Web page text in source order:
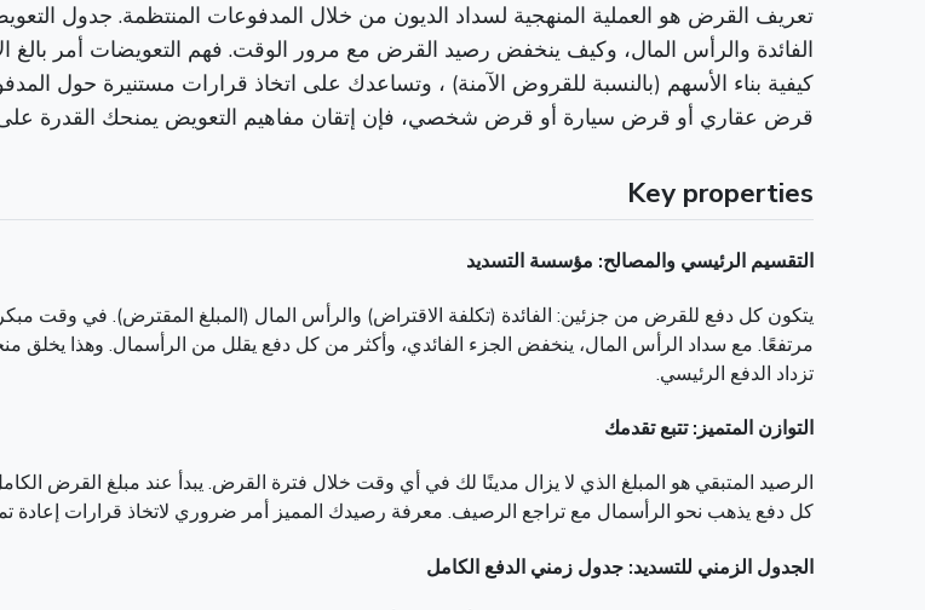
تعريف القرض هو العملية المنهجية لسداد الديون من خلال المدفوعات المنتظمة. جدول
الفائدة والرأس المال، وكيف ينخفض رصيد القرض مع مرور الوقت. فهم التعويضات أمر بالغ
كيفية بناء الأسهم (بالنسبة للقروض الآمنة) ، وتساعدك على اتخاذ قرارات مستنيرة حول
قرض عقاري أو قرض سيارة أو قرض شخصي، فإن إتقان مفاهيم التعويض يمنحك القدرة على
Key properties
التقسيم الرئيسي والمصالح: مؤسسة التسديد
يتكون كل دفع للقرض من جزئين: الفائدة (تكلفة الاقتراض) والرأس المال (المبلغ المقترض). في وقت
مرتفعًا. مع سداد الرأس المال، ينخفض الجزء الفائدي، وأكثر من كل دفع يقلل من الرأسمال. وهذا يخلق
تزداد الدفع الرئيسي.
التوازن المتميز: تتبع تقدمك
الرصيد المتبقي هو المبلغ الذي لا يزال مدينًا لك في أي وقت خلال فترة القرض. يبدأ عند مبلغ القرض
كل دفع يذهب نحو الرأسمال مع تراجع الرصيف. معرفة رصيدك المميز أمر ضروري لاتخاذ قرارات إعادة
الجدول الزمني للتسديد: جدول زمني الدفع الكامل